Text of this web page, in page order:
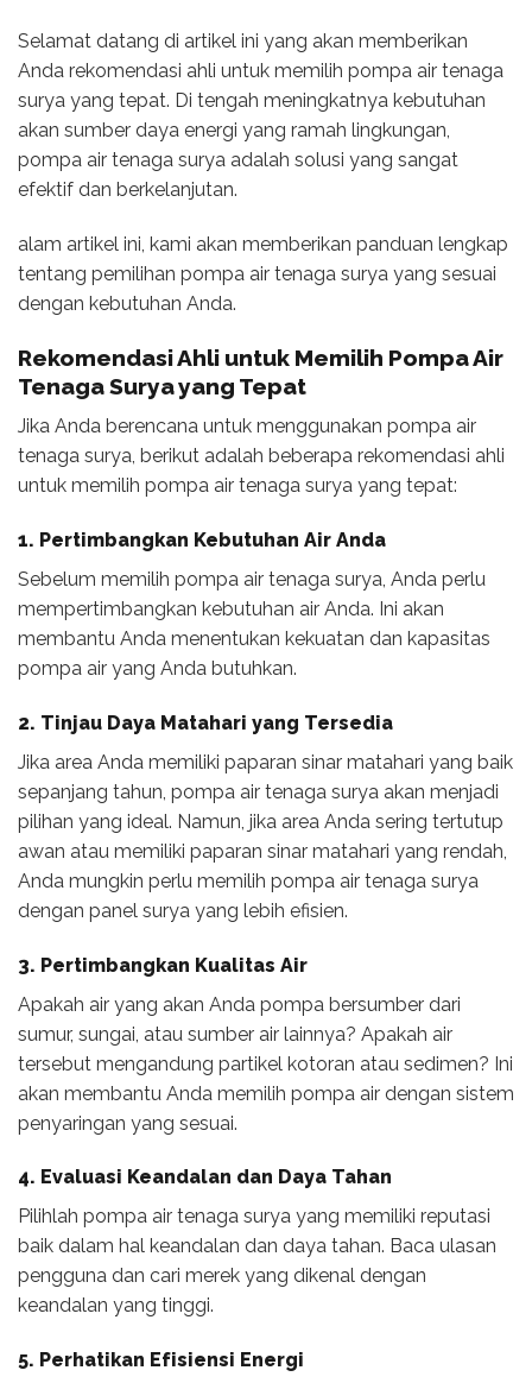
Selamat datang di artikel ini yang akan memberikan
Anda rekomendasi ahli untuk memilih pompa air tenaga
surya yang tepat. Di tengah meningkatnya kebutuhan
akan sumber daya energi yang ramah lingkungan,
pompa air tenaga surya adalah solusi yang sangat
efektif dan berkelanjutan.
alam artikel ini, kami akan memberikan panduan lengkap
tentang pemilihan pompa air tenaga surya yang sesuai
dengan kebutuhan Anda.
Rekomendasi Ahli untuk Memilih Pompa Air
Tenaga Surya yang Tepat
Jika Anda berencana untuk menggunakan pompa air
tenaga surya, berikut adalah beberapa rekomendasi ahli
untuk memilih pompa air tenaga surya yang tepat:
1. Pertimbangkan Kebutuhan Air Anda
Sebelum memilih pompa air tenaga surya, Anda perlu
mempertimbangkan kebutuhan air Anda. Ini akan
membantu Anda menentukan kekuatan dan kapasitas
pompa air yang Anda butuhkan.
2. Tinjau Daya Matahari yang Tersedia
Jika area Anda memiliki paparan sinar matahari yang baik
sepanjang tahun, pompa air tenaga surya akan menjadi
pilihan yang ideal. Namun, jika area Anda sering tertutup
awan atau memiliki paparan sinar matahari yang rendah,
Anda mungkin perlu memilih pompa air tenaga surya
dengan panel surya yang lebih efisien.
3. Pertimbangkan Kualitas Air
Apakah air yang akan Anda pompa bersumber dari
sumur, sungai, atau sumber air lainnya? Apakah air
tersebut mengandung partikel kotoran atau sedimen? Ini
akan membantu Anda memilih pompa air dengan sistem
penyaringan yang sesuai.
4. Evaluasi Keandalan dan Daya Tahan
Pilihlah pompa air tenaga surya yang memiliki reputasi
baik dalam hal keandalan dan daya tahan. Baca ulasan
pengguna dan cari merek yang dikenal dengan
keandalan yang tinggi.
5. Perhatikan Efisiensi Energi